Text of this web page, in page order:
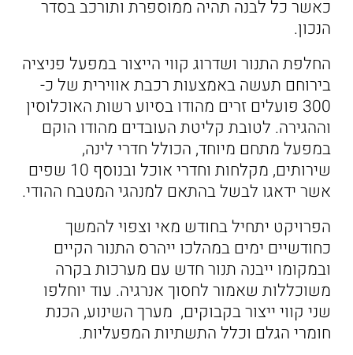
כאשר כל לבנה תהיה ממוספרת ותורכב בסדר
הנכון.
החלפת התנור ושדרוג קווי הייצור במפעל פניציה
בירוחם תעשה באמצעות רכבת אווירית של כ-
300 פועלים זרים מהודו בסיוע רשות האוכלוסין
וההגירה. לטובת קליטת העובדים מהודו הוקם
במפעל מתחם מיוחד, הכולל חדרי לינה,
שירותים, מקלחות וחדרי אוכל ובנוסף 10 שפים
אשר ידאגו לבשל בהתאם למנהגי המטבח ההודי.
הפרויקט יתחיל בחודש מאי וצפוי להמשך
כחודשיים ימים במהלכו ייהרס התנור הקיים
ובמקומו ייבנה תנור חדש עם מערכות בקרה
משוכללות שאמור לחסוך אנרגיה. עוד יוחלפו
שני קווי ייצור בקבוקים, מערך השינוע, הכנת
חומרי הגלם וכלל התשתיות המפעליות.